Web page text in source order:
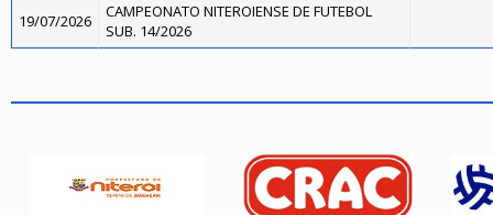
19/07/2026
CAMPEONATO NITEROIENSE DE FUTEBOL
SUB. 14/2026